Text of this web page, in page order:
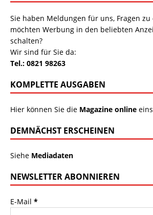
Sie haben Meldungen für uns, Fragen
möchten Werbung in den beliebten
schalten?
Wir sind für Sie da:
Tel.: 0821 98263
KOMPLETTE AUSGABEN
Hier können Sie die Magazine online
DEMNÄCHST ERSCHEINEN
Siehe Mediadaten
NEWSLETTER ABONNIEREN
E-Mail *